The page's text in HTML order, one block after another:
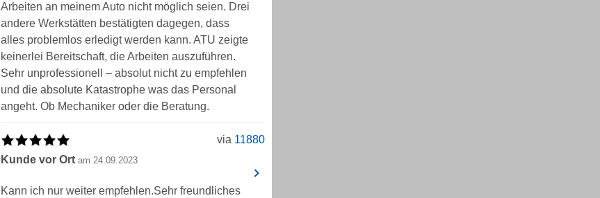
Arbeiten an meinem Auto nicht möglich seien. Drei
andere Werkstätten bestätigten dagegen, dass
alles problemlos erledigt werden kann. ATU zeigte
keinerlei Bereitschaft, die Arbeiten auszuführen.
Sehr unprofessionell – absolut nicht zu empfehlen
und die absolute Katastrophe was das Personal
angeht. Ob Mechaniker oder die Beratung.
via 11880
Kunde vor Ort am 24.09.2023
Kann ich nur weiter empfehlen.Sehr freundliches